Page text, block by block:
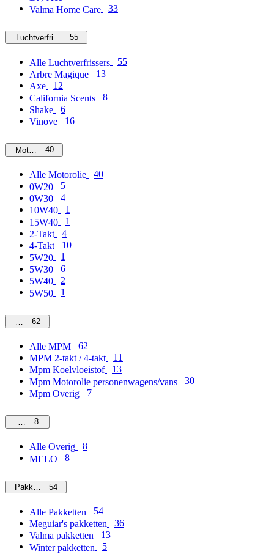
Valma Home Care
33
Luchtverfrissers55
Alle Luchtverfrissers
55
Arbre Magique
13
Axe
12
California Scents
8
Shake
6
Vinove
16
Motorolie40
Alle Motorolie
40
0W20
5
0W30
4
10W40
1
15W40
1
2-Takt
4
4-Takt
10
5W20
1
5W30
6
5W40
2
5W50
1
MPM62
Alle MPM
62
MPM 2-takt / 4-takt
11
Mpm Koelvloeistof
13
Mpm Motorolie personenwagens/vans
30
Mpm Overig
7
Overig
8
Alle Overig
8
MELO
8
Pakketten54
Alle Pakketten
54
Meguiar's pakketten
36
Valma pakketten
13
Winter pakketten
5